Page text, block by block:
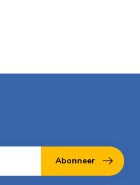
Abonneer